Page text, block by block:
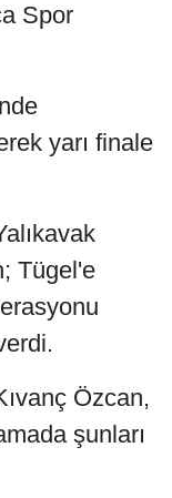
Spor
yarı finale
Tügel'e
Özcan,
şunları